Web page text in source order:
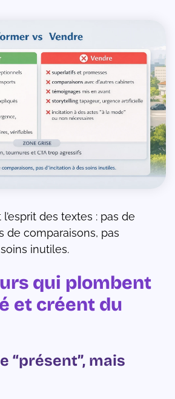
des textes : pas de
de comparaisons, pas
inutiles.
qui plombent
et créent du
“présent”, mais